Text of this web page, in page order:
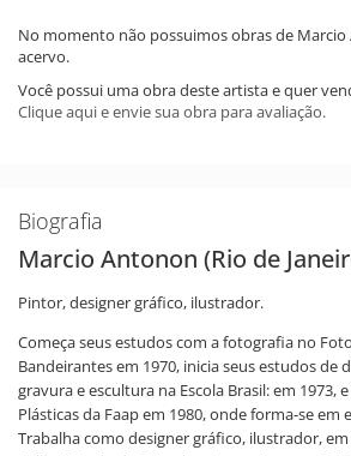
No momento não possuimos obras de
acervo.
Você possui uma obra deste artista e quer
Clique aqui e envie sua obra para avaliação.
Biografia
Marcio Antonon (Rio de
Pintor, designer gráfico, ilustrador.
Começa seus estudos com a fotografia no
Bandeirantes em 1970, inicia seus estudos de
gravura e escultura na Escola Brasil: em 1973,
Plásticas da Faap em 1980, onde forma-se em
Trabalha como designer gráfico, ilustrador,